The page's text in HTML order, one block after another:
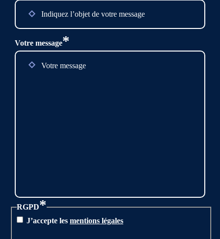
Votre message*
RGPD*
J’accepte les mentions légales